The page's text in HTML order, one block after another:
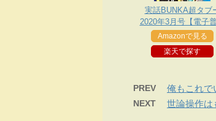
実話BUNKA超タブ
2020年3月号【電子
版】
Amazonで見る
楽天で探す
PREV 俺もこれで
NEXT 世論操作は